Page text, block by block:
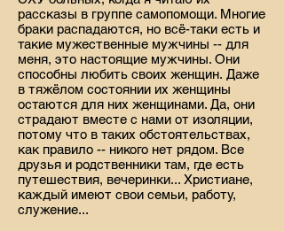
рассказы в группе самопомощи. Многие
браки распадаются, но всё-таки есть и
такие мужественные мужчины -- для
меня, это настоящие мужчины. Они
способны любить своих женщин. Даже
в тяжёлом состоянии их женщины
остаются для них женщинами. Да, они
страдают вместе с нами от изоляции,
потому что в таких обстоятельствах,
как правило -- никого нет рядом. Все
друзья и родственники там, где есть
путешествия, вечеринки... Христиане,
каждый имеют свои семьи, работу,
служение...